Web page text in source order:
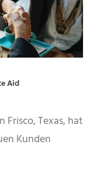
Aid
Frisco, Texas, hat
Kunden